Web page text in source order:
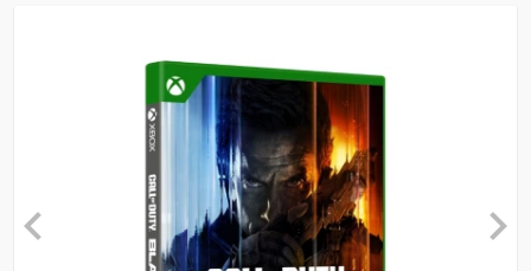
 